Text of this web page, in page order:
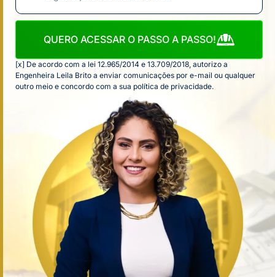
QUERO ACESSAR O PASSO A PASSO!
[x] De acordo com a lei 12.965/2014 e 13.709/2018, autorizo a
Engenheira Leila Brito a enviar comunicações por e-mail ou qualquer
outro meio e concordo com a sua política de privacidade.